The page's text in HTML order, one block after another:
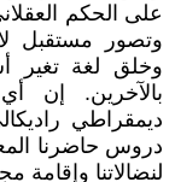
على الحكم
وتصور مستقبل
وخلق لغة تغير
بالآخرين. إن
ديمقراطي
دروس حاضرنا
لنضالاتنا وإقامة